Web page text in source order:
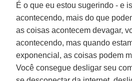
É o que eu estou sugerindo - e
acontecendo, mais do que
as coisas acontecem devagar,
acontecendo, mas quando
exponencial, as coisas podem
Você consegue desligar seu